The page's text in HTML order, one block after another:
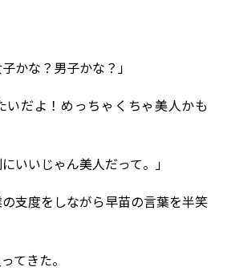
かな？男子かな？」
だよ！めっちゃくちゃ美人かも
いじゃん美人だって。」
支度をしながら早苗の言葉を半笑
てきた。